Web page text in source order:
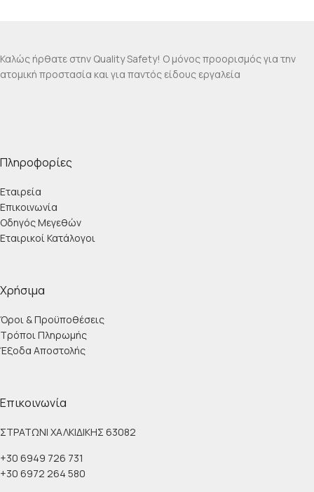
Καλώς ήρθατε στην Quality Safety! Ο μόνος προορισμός για την
ατομική προστασία και για παντός είδους εργαλεία
Πληροφορίες
Εταιρεία
Επικοινωνία
Οδηγός Μεγεθών
Εταιρικοί Κατάλογοι
Χρήσιμα
Όροι & Προϋποθέσεις
Τρόποι Πληρωμής
Έξοδα Αποστολής
Επικοινωνία
ΣΤΡΑΤΩΝΙ ΧΑΛΚΙΔΙΚΗΣ 63082
+30 6949 726 731
+30 6972 264 580